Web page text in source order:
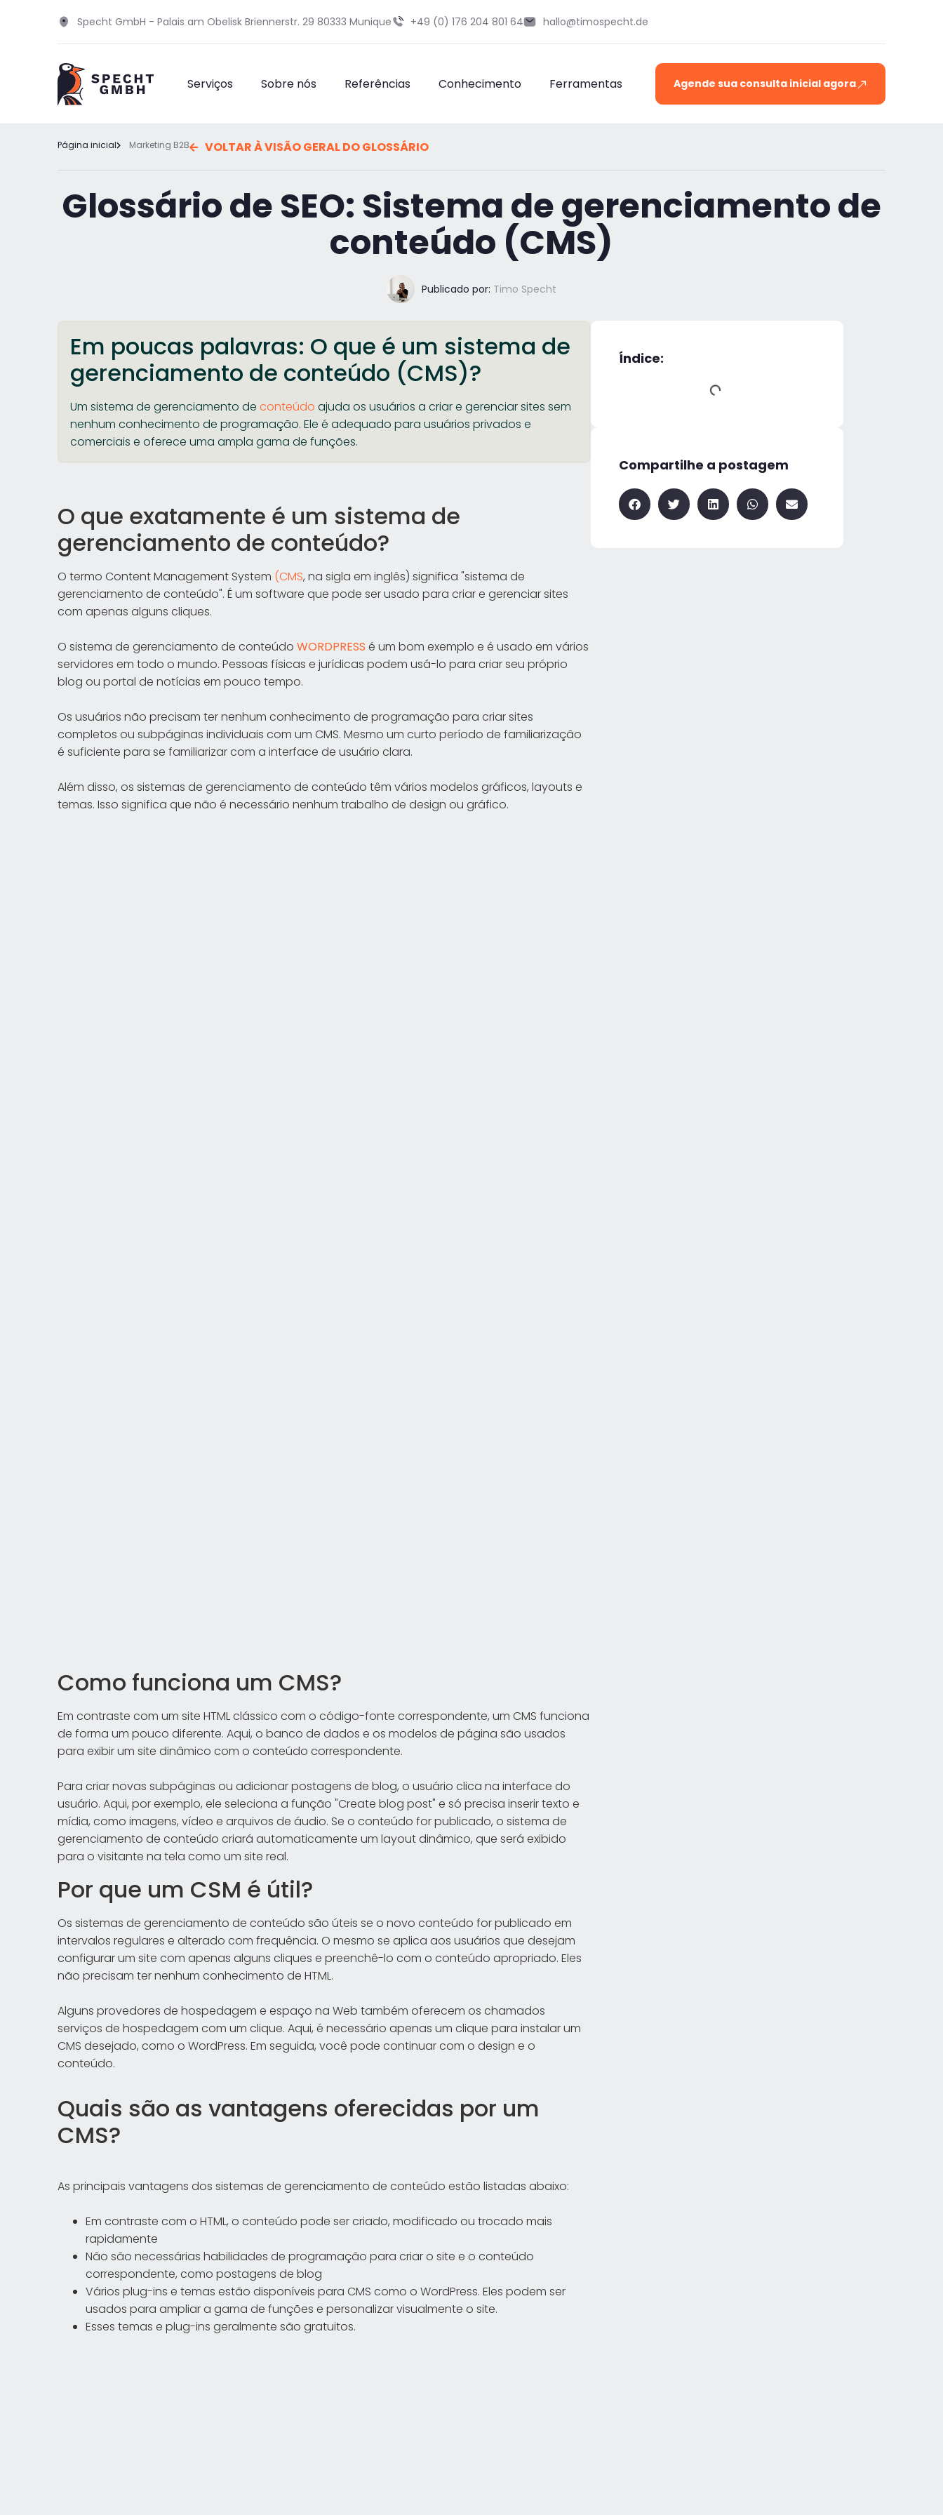
Specht GmbH - Palais am Obelisk Briennerstr. 29 80333 Munique +49 (0) 176 204 801 64 hallo@timospecht.de
Serviços Sobre nós Referências Conhecimento Ferramentas Agende sua consulta inicial agora
Página inicial Marketing B2B VOLTAR À VISÃO GERAL DO GLOSSÁRIO
Glossário de SEO: Sistema de gerenciamento de
conteúdo (CMS)
Publicado por: Timo Specht
Em poucas palavras: O que é um sistema de
gerenciamento de conteúdo (CMS)?
Um sistema de gerenciamento de conteúdo ajuda os usuários a criar e gerenciar sites sem
nenhum conhecimento de programação. Ele é adequado para usuários privados e
comerciais e oferece uma ampla gama de funções.
O que exatamente é um sistema de
gerenciamento de conteúdo?
O termo Content Management System (CMS, na sigla em inglês) significa "sistema de
gerenciamento de conteúdo". É um software que pode ser usado para criar e gerenciar sites
com apenas alguns cliques.
O sistema de gerenciamento de conteúdo WORDPRESS é um bom exemplo e é usado em vários
servidores em todo o mundo. Pessoas físicas e jurídicas podem usá-lo para criar seu próprio
blog ou portal de notícias em pouco tempo.
Os usuários não precisam ter nenhum conhecimento de programação para criar sites
completos ou subpáginas individuais com um CMS. Mesmo um curto período de familiarização
é suficiente para se familiarizar com a interface de usuário clara.
Além disso, os sistemas de gerenciamento de conteúdo têm vários modelos gráficos, layouts e
temas. Isso significa que não é necessário nenhum trabalho de design ou gráfico.
Como funciona um CMS?
Em contraste com um site HTML clássico com o código-fonte correspondente, um CMS funciona
de forma um pouco diferente. Aqui, o banco de dados e os modelos de página são usados
para exibir um site dinâmico com o conteúdo correspondente.
Para criar novas subpáginas ou adicionar postagens de blog, o usuário clica na interface do
usuário. Aqui, por exemplo, ele seleciona a função "Create blog post" e só precisa inserir texto e
mídia, como imagens, vídeo e arquivos de áudio. Se o conteúdo for publicado, o sistema de
gerenciamento de conteúdo criará automaticamente um layout dinâmico, que será exibido
para o visitante na tela como um site real.
Por que um CSM é útil?
Os sistemas de gerenciamento de conteúdo são úteis se o novo conteúdo for publicado em
intervalos regulares e alterado com frequência. O mesmo se aplica aos usuários que desejam
configurar um site com apenas alguns cliques e preenchê-lo com o conteúdo apropriado. Eles
não precisam ter nenhum conhecimento de HTML.
Alguns provedores de hospedagem e espaço na Web também oferecem os chamados
serviços de hospedagem com um clique. Aqui, é necessário apenas um clique para instalar um
CMS desejado, como o WordPress. Em seguida, você pode continuar com o design e o
conteúdo.
Quais são as vantagens oferecidas por um
CMS?
As principais vantagens dos sistemas de gerenciamento de conteúdo estão listadas abaixo:
Em contraste com o HTML, o conteúdo pode ser criado, modificado ou trocado mais
rapidamente
Não são necessárias habilidades de programação para criar o site e o conteúdo
correspondente, como postagens de blog
Vários plug-ins e temas estão disponíveis para CMS como o WordPress. Eles podem ser
usados para ampliar a gama de funções e personalizar visualmente o site.
Esses temas e plug-ins geralmente são gratuitos.
Índice:
Compartilhe a postagem